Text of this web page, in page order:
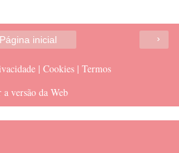
›
Página inicial
| Cookies | Termos
a versão da Web